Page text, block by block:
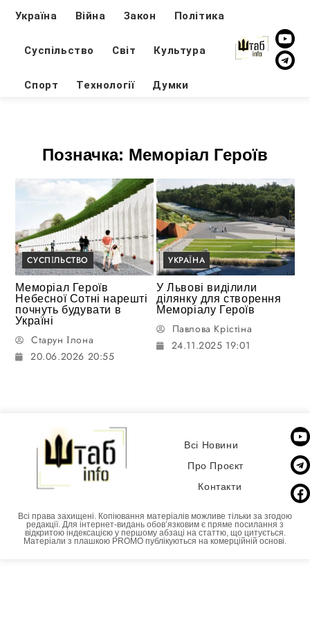
Україна Війна Закон Політика
Суспільство Світ Культура
Спорт Технології Думки
Позначка: Меморіал Героїв
СУСПІЛЬСТВО
Меморіал Героїв
Небесної Сотні нарешті
почнуть будувати в
Україні
Старун Ілона
20.06.2026 20:55
УКРАЇНА
У Львові виділили
ділянку для створення
Меморіалу Героїв
Павлова Крістіна
24.11.2025 19:01
Всі Новини
Про Проєкт
Контакти
Всі права захищені. Копіювання матеріалів можливе тільки за згодою
редакції. Для інтернет-видань обовʼязковим є пряме посилання з
відкритою індексацією у першому абзаці на статтю, що цитується.
Матеріали з плашкою PROMO публікуються на комерційній основі.